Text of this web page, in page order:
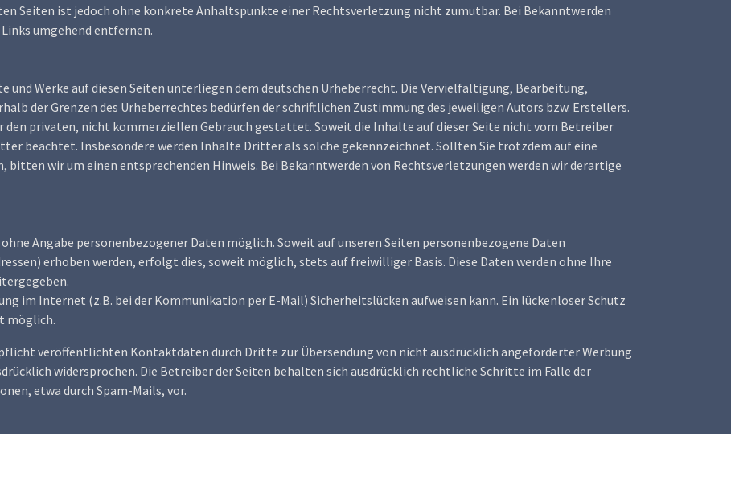
Seiten ist jedoch ohne konkrete Anhaltspunkte einer Rechtsverletzung nicht zumutbar. Bei Bekanntwerden
umgehend entfernen.
Werke auf diesen Seiten unterliegen dem deutschen Urheberrecht. Die Vervielfältigung, Bearbeitung,
der Grenzen des Urheberrechtes bedürfen der schriftlichen Zustimmung des jeweiligen Autors bzw. Erstellers.
den privaten, nicht kommerziellen Gebrauch gestattet. Soweit die Inhalte auf dieser Seite nicht vom Betreiber
beachtet. Insbesondere werden Inhalte Dritter als solche gekennzeichnet. Sollten Sie trotzdem auf eine
wir um einen entsprechenden Hinweis. Bei Bekanntwerden von Rechtsverletzungen werden wir derartige
Angabe personenbezogener Daten möglich. Soweit auf unseren Seiten personenbezogene Daten
erhoben werden, erfolgt dies, soweit möglich, stets auf freiwilliger Basis. Diese Daten werden ohne Ihre
im Internet (z.B. bei der Kommunikation per E-Mail) Sicherheitslücken aufweisen kann. Ein lückenloser Schutz
möglich.
veröffentlichten Kontaktdaten durch Dritte zur Übersendung von nicht ausdrücklich angeforderter Werbung
widersprochen. Die Betreiber der Seiten behalten sich ausdrücklich rechtliche Schritte im Falle der
etwa durch Spam-Mails, vor.